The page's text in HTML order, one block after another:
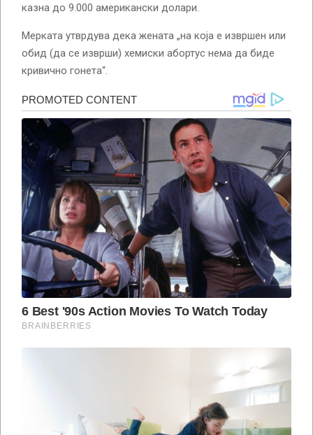
казна до 9.000 американски долари.
Мерката утврдува дека жената „на која е извршен или
обид (да се изврши) хемиски абортус нема да биде
кривично гонета“.